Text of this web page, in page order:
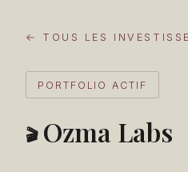
← TOUS LES
PORTFOLIO ACTIF
🎬 Ozma Labs